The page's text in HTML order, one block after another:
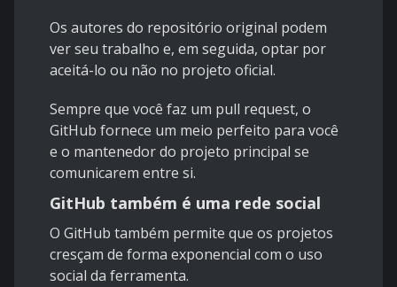
Os autores do repositório original podem
ver seu trabalho e, em seguida, optar por
aceitá-lo ou não no projeto oficial.
Sempre que você faz um pull request, o
GitHub fornece um meio perfeito para você
e o mantenedor do projeto principal se
comunicarem entre si.
GitHub também é uma rede social
O GitHub também permite que os projetos
cresçam de forma exponencial com o uso
social da ferramenta.